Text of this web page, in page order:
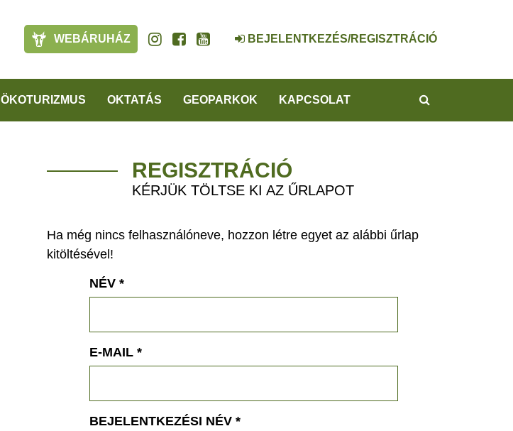
WEBÁRUHÁZ BEJELENTKEZÉS/REGISZTRÁCIÓ
ÖKOTURIZMUS OKTATÁS GEOPARKOK KAPCSOLAT
REGISZTRÁCIÓ
KÉRJÜK TÖLTSE KI AZ ŰRLAPOT
Ha még nincs felhasználóneve, hozzon létre egyet az alábbi űrlap
kitöltésével!
NÉV *
E-MAIL *
BEJELENTKEZÉSI NÉV *